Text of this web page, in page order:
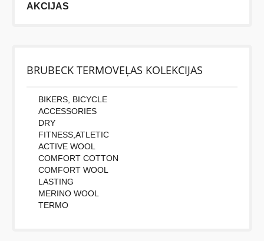
Uzrakstītu simbolu skaits:
AKCIJAS
BRUBECK TERMOVEĻAS KOLEKCIJAS
BIKERS, BICYCLE
ACCESSORIES
DRY
FITNESS,ATLETIC
ACTIVE WOOL
COMFORT COTTON
COMFORT WOOL
LASTING
MERINO WOOL
TERMO